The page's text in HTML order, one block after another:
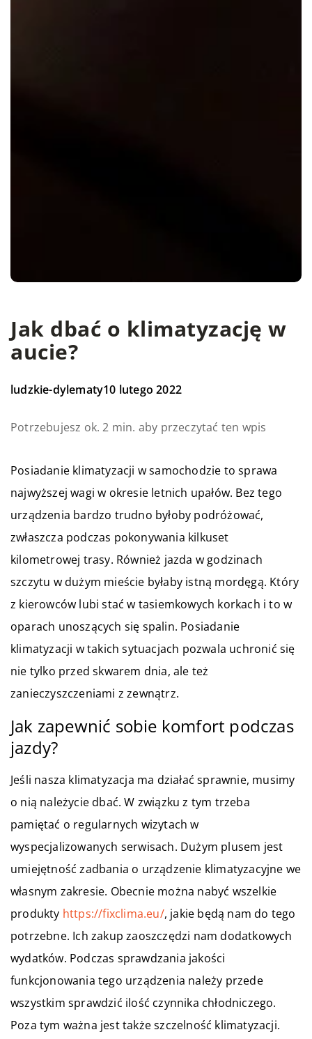
Jak dbać o klimatyzację w
aucie?
ludzkie-dylematy10 lutego 2022
Potrzebujesz ok. 2 min. aby przeczytać ten wpis
Posiadanie klimatyzacji w samochodzie to sprawa
najwyższej wagi w okresie letnich upałów. Bez tego
urządzenia bardzo trudno byłoby podróżować,
zwłaszcza podczas pokonywania kilkuset
kilometrowej trasy. Również jazda w godzinach
szczytu w dużym mieście byłaby istną mordęgą. Który
z kierowców lubi stać w tasiemkowych korkach i to w
oparach unoszących się spalin. Posiadanie
klimatyzacji w takich sytuacjach pozwala uchronić się
nie tylko przed skwarem dnia, ale też
zanieczyszczeniami z zewnątrz.
Jak zapewnić sobie komfort podczas
jazdy?
Jeśli nasza klimatyzacja ma działać sprawnie, musimy
o nią należycie dbać. W związku z tym trzeba
pamiętać o regularnych wizytach w
wyspecjalizowanych serwisach. Dużym plusem jest
umiejętność zadbania o urządzenie klimatyzacyjne we
własnym zakresie. Obecnie można nabyć wszelkie
produkty https://fixclima.eu/, jakie będą nam do tego
potrzebne. Ich zakup zaoszczędzi nam dodatkowych
wydatków. Podczas sprawdzania jakości
funkcjonowania tego urządzenia należy przede
wszystkim sprawdzić ilość czynnika chłodniczego.
Poza tym ważna jest także szczelność klimatyzacji.